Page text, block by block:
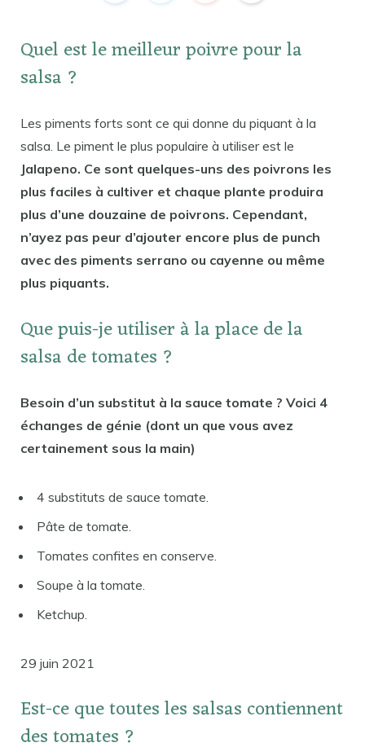
Quel est le meilleur poivre pour la
salsa ?
Les piments forts sont ce qui donne du piquant à la
salsa. Le piment le plus populaire à utiliser est le
Jalapeno. Ce sont quelques-uns des poivrons les
plus faciles à cultiver et chaque plante produira
plus d’une douzaine de poivrons. Cependant,
n’ayez pas peur d’ajouter encore plus de punch
avec des piments serrano ou cayenne ou même
plus piquants.
Que puis-je utiliser à la place de la
salsa de tomates ?
Besoin d’un substitut à la sauce tomate ? Voici 4
échanges de génie (dont un que vous avez
certainement sous la main)
4 substituts de sauce tomate.
Pâte de tomate.
Tomates confites en conserve.
Soupe à la tomate.
Ketchup.
29 juin 2021
Est-ce que toutes les salsas contiennent
des tomates ?